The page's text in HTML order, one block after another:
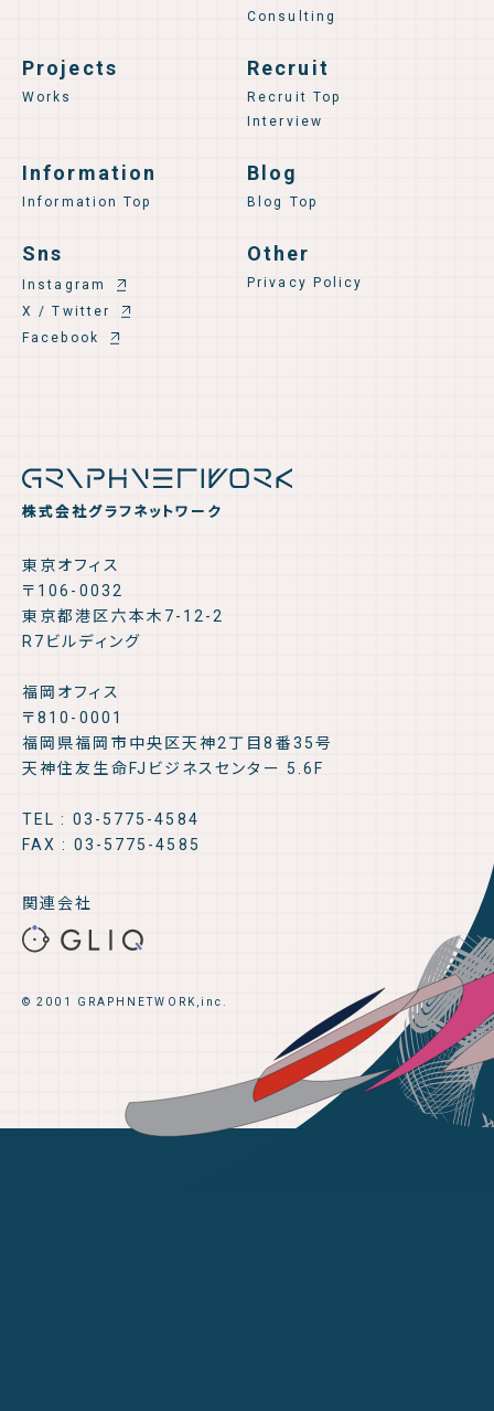
株式会社グラフネットワーク
東京オフィス
〒106-0032
東京都港区六本木7-12-2
R7ビルディング
福岡オフィス
〒810-0001
福岡県福岡市中央区天神2丁目8番35号
天神住友生命FJビジネスセンター 5.6F
TEL : 03-5775-4584
FAX : 03-5775-4585
関連会社
© 2001 GRAPHNETWORK,inc.
Consulting
Projects
Works
Recruit
Recruit Top
Interview
Information
Information Top
Blog
Blog Top
Sns
Instagram
X / Twitter
Facebook
Other
Privacy Policy